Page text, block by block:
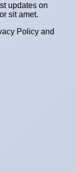
updates on
sit amet.
Policy and